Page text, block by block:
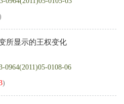
所显示的王权变化
0964(2011)05-0108-06
)